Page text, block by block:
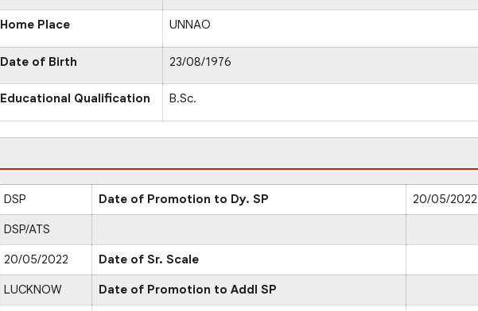
Home Place UNNAO
Date of Birth 23/08/1976
Educational Qualification B.Sc.
DSP Date of Promotion to Dy. SP 20/05/2022
DSP/ATS
20/05/2022 Date of Sr. Scale
LUCKNOW Date of Promotion to Addl SP